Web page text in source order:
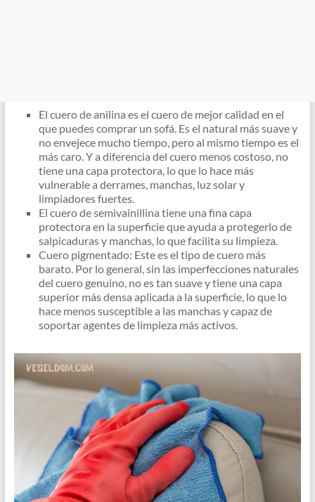
El cuero de anilina es el cuero de mejor calidad en el
que puedes comprar un sofá. Es el natural más suave y
no envejece mucho tiempo, pero al mismo tiempo es el
más caro. Y a diferencia del cuero menos costoso, no
tiene una capa protectora, lo que lo hace más
vulnerable a derrames, manchas, luz solar y
limpiadores fuertes.
El cuero de semivainillina tiene una fina capa
protectora en la superficie que ayuda a protegerlo de
salpicaduras y manchas, lo que facilita su limpieza.
Cuero pigmentado: Este es el tipo de cuero más
barato. Por lo general, sin las imperfecciones naturales
del cuero genuino, no es tan suave y tiene una capa
superior más densa aplicada a la superficie, lo que lo
hace menos susceptible a las manchas y capaz de
soportar agentes de limpieza más activos.